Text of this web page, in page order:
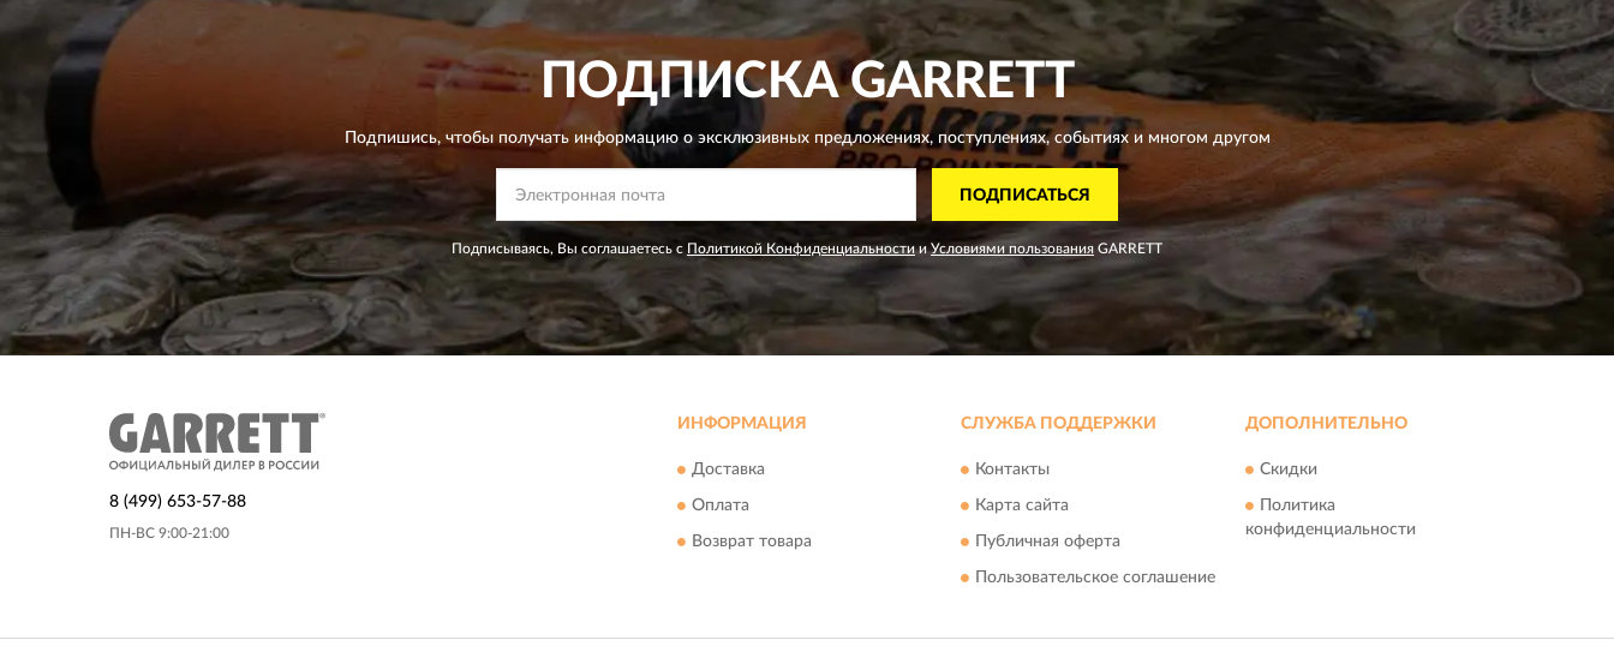
ПОДПИСКАGARRETT
Подпишись, чтобы получать информацию о эксклюзивных предложениях,поступлениях, событиях и многом другом
ПОДПИСАТЬСЯ
Подписываясь, Вы соглашаетесь с Политикой Конфиденциальности иУсловиями пользования GARRETT
8 (499) 653-57-88
ПН-ВС 9:00-21:00
ИНФОРМАЦИЯ
Доставка
Оплата
Возврат товара
СЛУЖБА ПОДДЕРЖКИ
Контакты
Карта сайта
Публичная оферта
Пользовательское соглашение
ДОПОЛНИТЕЛЬНО
Скидки
Политика
конфиденциальности